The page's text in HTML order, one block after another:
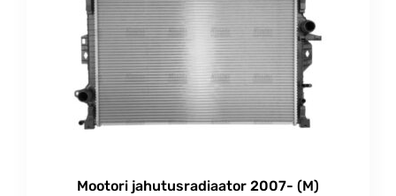
Mootori jahutusradiaator 2007- (M)